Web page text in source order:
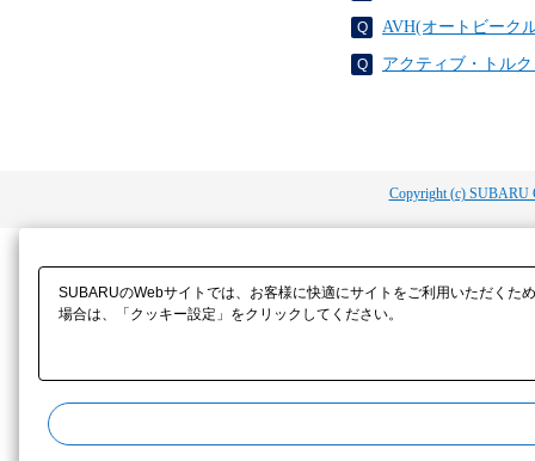
AVH(オートビーク
アクティブ・トル
Copyright (c) SUBARU
SUBARUのWebサイトでは、お客様に快適にサイトをご利用いただく
場合は、「クッキー設定」をクリックしてください。​